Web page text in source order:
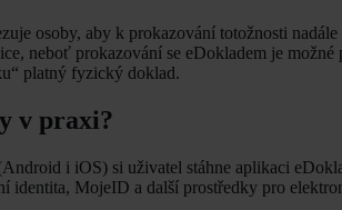
osoby, aby k prokazování totožnosti
neboť prokazování se eDokladem je
platný fyzický doklad.
v praxi?
i iOS) si uživatel stáhne aplikaci
identita, MojeID a další prostředky pro